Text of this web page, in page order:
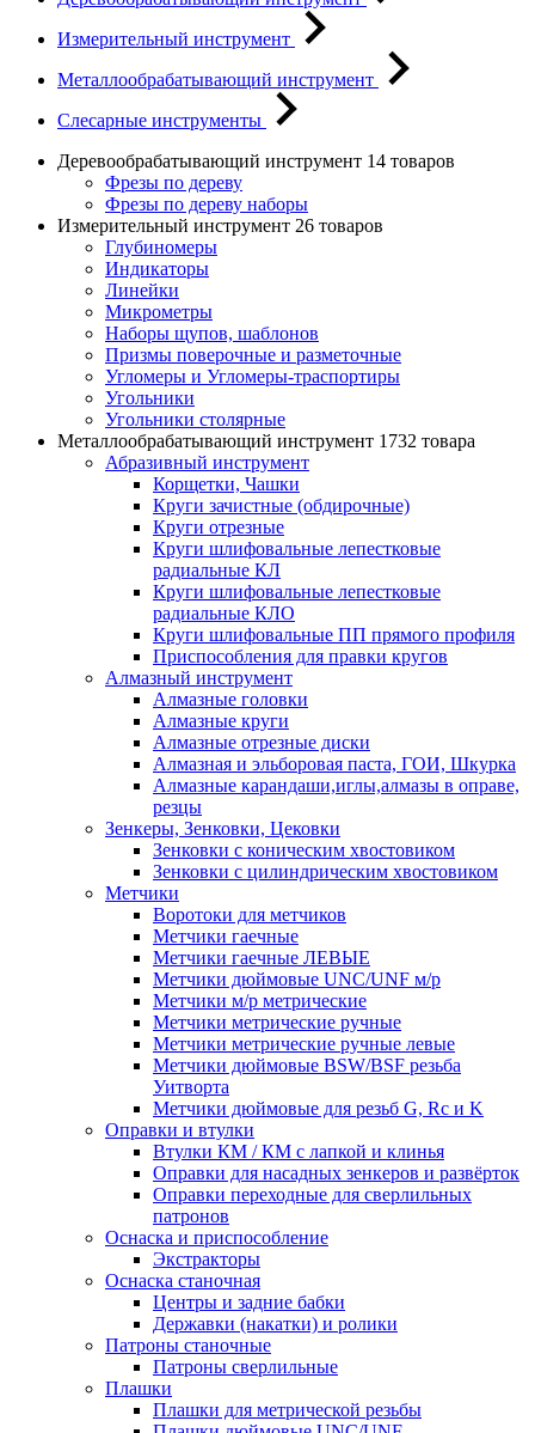
Измерительный инструмент
Металлообрабатывающий инструмент
Слесарные инструменты
Деревообрабатывающий инструмент 14 товаров
Фрезы по дереву
Фрезы по дереву наборы
Измерительный инструмент 26 товаров
Глубиномеры
Индикаторы
Линейки
Микрометры
Наборы щупов, шаблонов
Призмы поверочные и разметочные
Угломеры и Угломеры-траспортиры
Угольники
Угольники столярные
Металлообрабатывающий инструмент 1732 товара
Абразивный инструмент
Корщетки, Чашки
Круги зачистные (обдирочные)
Круги отрезные
Круги шлифовальные лепестковые
радиальные КЛ
Круги шлифовальные лепестковые
радиальные КЛО
Круги шлифовальные ПП прямого профиля
Приспособления для правки кругов
Алмазный инструмент
Алмазные головки
Алмазные круги
Алмазные отрезные диски
Алмазная и эльборовая паста, ГОИ, Шкурка
Алмазные карандаши,иглы,алмазы в оправе,
резцы
Зенкеры, Зенковки, Цековки
Зенковки с коническим хвостовиком
Зенковки с цилиндрическим хвостовиком
Метчики
Воротоки для метчиков
Метчики гаечные
Метчики гаечные ЛЕВЫЕ
Метчики дюймовые UNC/UNF м/р
Метчики м/р метрические
Метчики метрические ручные
Метчики метрические ручные левые
Метчики дюймовые BSW/BSF резьба
Уитворта
Метчики дюймовые для резьб G, Rc и K
Оправки и втулки
Втулки КМ / КМ с лапкой и клинья
Оправки для насадных зенкеров и развёрток
Оправки переходные для сверлильных
патронов
Оснаска и приспособление
Экстракторы
Оснаска станочная
Центры и задние бабки
Державки (накатки) и ролики
Патроны станочные
Патроны сверлильные
Плашки
Плашки для метрической резьбы